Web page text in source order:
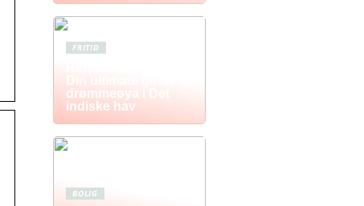
FRITID
Din ultimate guide til
drømmeøya i Det
indiske hav
BOLIG